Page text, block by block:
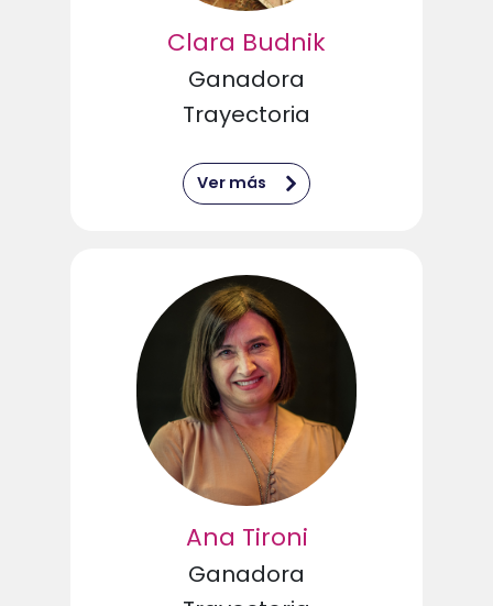
Clara Budnik
Ganadora
Trayectoria
Ver más
Ana Tironi
Ganadora